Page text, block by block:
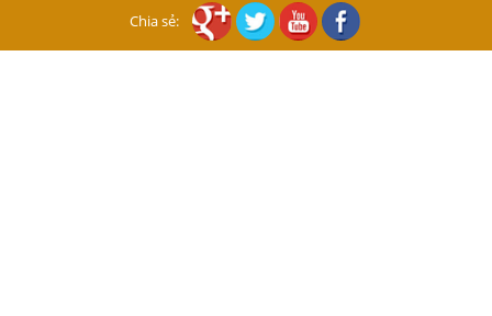
Sán chó Những Dấu Hiệu Của Bệnh Sán Chó Chớ Nên
Chia sẻ: